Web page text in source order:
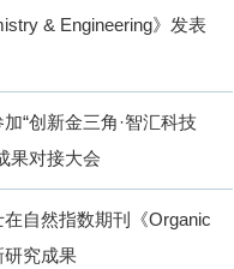
& Engineering》发表
“创新金三角·智汇科技
果对接大会
自然指数期刊《Organic
研究成果